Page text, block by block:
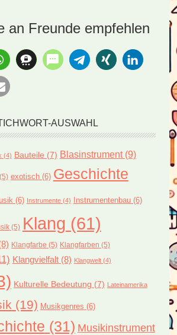
an Freunde empfehlen
AUSWAHL
(4) Bauteile (7) Blasinstrument(9)
exotisch(6) Geschichte
(6) Instrumente(4) Instrumentenbau(6)
(5) Klang (61)
Klangfarbe (5) Klangfarben (5)
Klangvielfalt(8) Klangwelt(4)
Kulturelle Bedeutung (7) Lateinamerika
(19) Musikgenres (6)
(31) Musikinstrument